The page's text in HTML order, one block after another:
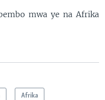
mwa ye na Afrika
Afrika